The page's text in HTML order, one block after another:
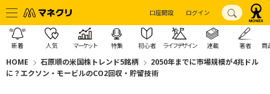
口座開設 ログイン
新着 人気 マーケット 特集 初心者 ライフデザイン 連載 著者 商
HOME 石原順の米国株トレンド5銘柄
2050年までに市場規模が4兆ドル
に？エクソン・モービルのCO2回収・貯留技術